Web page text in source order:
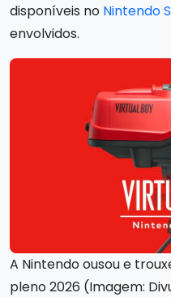
disponíveis no Nintendo
envolvidos.
A Nintendo ousou e
pleno 2026 (Imagem: